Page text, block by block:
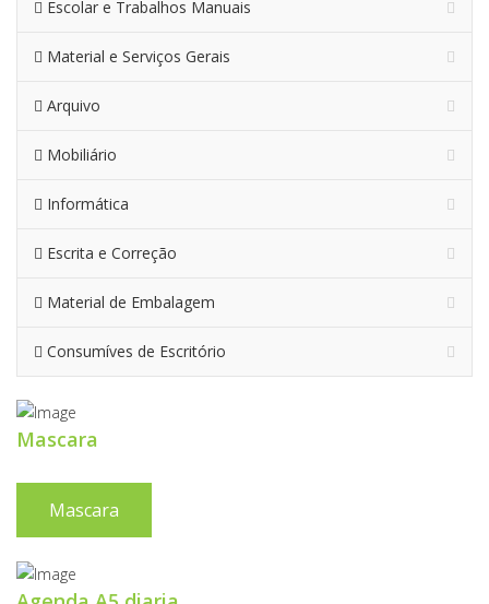
Escolar e Trabalhos Manuais
Material e Serviços Gerais
Arquivo
Mobiliário
Informática
Escrita e Correção
Material de Embalagem
Consumíves de Escritório
Mascara
Mascara